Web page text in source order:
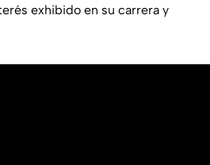
exhibido en su carrera y